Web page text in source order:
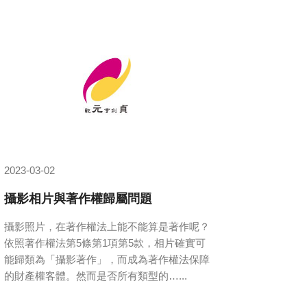
2023-03-02
攝影相片與著作權歸屬問題
攝影照片，在著作權法上能不能算是著作呢？
依照著作權法第5條第1項第5款，相片確實可
能歸類為「攝影著作」，而成為著作權法保障
的財產權客體。然而是否所有類型的…...